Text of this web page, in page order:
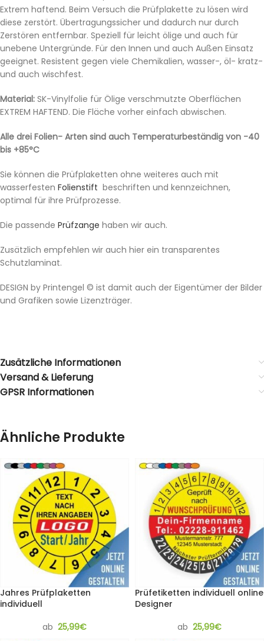
Extrem haftend. Beim Versuch die Prüfplakette zu lösen wird
diese zerstört. Übertragungssicher und dadurch nur durch
Zerstören entfernbar. Speziell für leicht ölige und auch für
unebene Untergründe. Für den Innen und auch Außen Einsatz
geeignet. Resistent gegen viele Chemikalien, wasser-, öl- kratz-
und auch wischfest.
Material: SK-Vinylfolie für Ölige verschmutzte Oberflächen
EXTREM HAFTEND. Die Fläche vorher einfach abwischen.
Alle drei Folien- Arten sind auch Temperaturbeständig von -40
bis +85°C
Sie können die Prüfplaketten ohne weiteres auch mit
wasserfesten Folienstift beschriften und kennzeichnen,
optimal für ihre Prüfprozesse.
Die passende Prüfzange haben wir auch.
Zusätzlich empfehlen wir auch hier ein transparentes
Schutzlaminat.
DESIGN by Printengel © ist damit auch der Eigentümer der Bilder
und Grafiken sowie Lizenzträger.
Zusätzliche Informationen
Versand & Lieferung
GPSR Informationen
Ähnliche Produkte
Jahres Prüfplaketten
individuell
ab 25,99€
Prüfetiketten individuell online
Designer
ab 25,99€